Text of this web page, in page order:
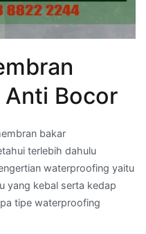
Bocor
bakar
terlebih dahulu
waterproofing yaitu
yang kebal serta kedap
tipe waterproofing